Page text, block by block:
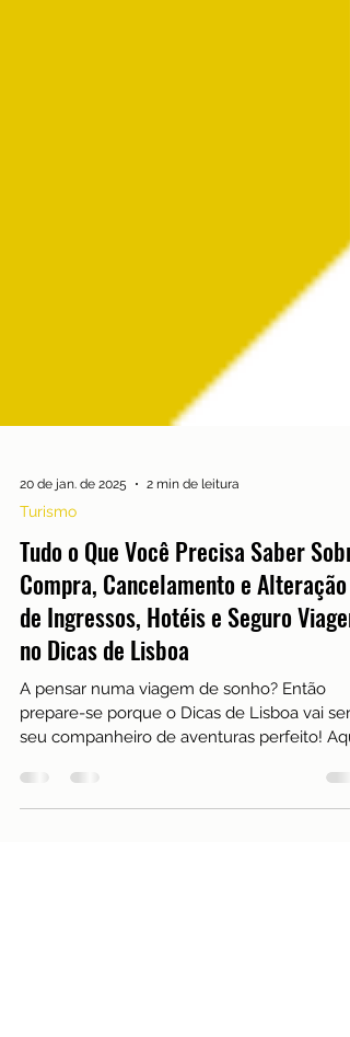
20 de jan. de 2025 2 min de leitura
Tudo o Que Você Precisa Saber Sobre
Compra, Cancelamento e Alteração
de Ingressos, Hotéis e Seguro Viagem
no Dicas de Lisboa
A pensar numa viagem de sonho? Então
prepare-se porque o Dicas de Lisboa vai ser o